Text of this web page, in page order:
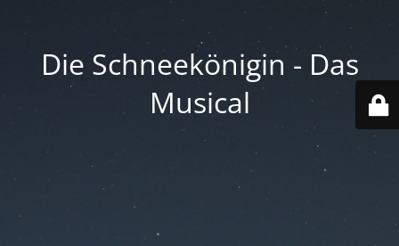
Die Schneekönigin - Das
Musical